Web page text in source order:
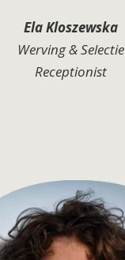
Ela Kloszewska
Werving & Selectie
Receptionist